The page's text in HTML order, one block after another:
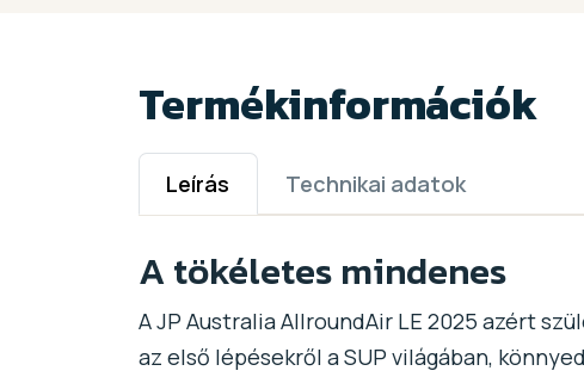
Termékinformációk
Leírás Technikai adatok
A tökéletes mindenes
A JP Australia AllroundAir LE 2025 azért
az első lépésekről a SUP világában,